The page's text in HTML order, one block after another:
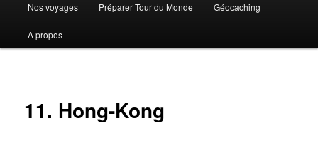
au
contenu
au
contenu
Nos voyages Préparer Tour du Monde Géocaching
A propos
11. Hong-Kong